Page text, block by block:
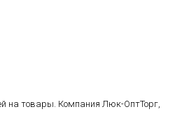
на товары. Компания Люк-ОптТорг,